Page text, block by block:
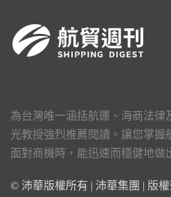
為台灣唯一涵括航運、海商法律
光教授強烈推薦閱讀。讓您掌握
面對商機時，能迅速而穩健地做
© 沛華版權所有 | 沛華集團 | 版